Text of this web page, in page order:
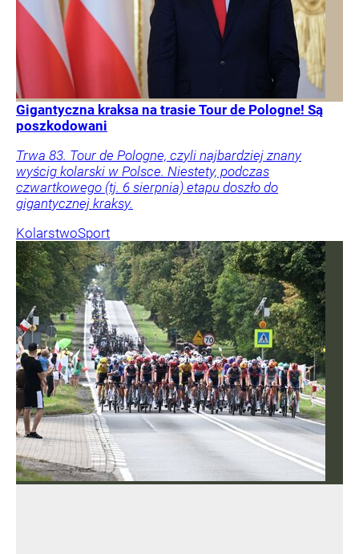
Gigantyczna kraksa na trasie Tour de Pologne! Są
poszkodowani
Trwa 83. Tour de Pologne, czyli najbardziej znany
wyścig kolarski w Polsce. Niestety, podczas
czwartkowego (tj. 6 sierpnia) etapu doszło do
gigantycznej kraksy.
KolarstwoSport